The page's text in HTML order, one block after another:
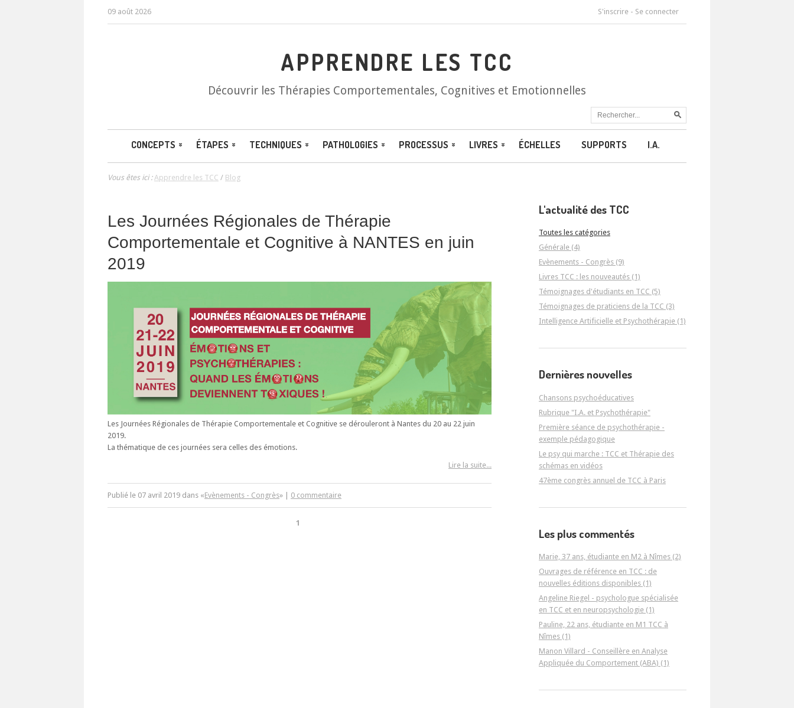
09 août 2026 S'inscrire - Se connecter
APPRENDRE LES TCC
Découvrir les Thérapies Comportementales, Cognitives et Emotionnelles
CONCEPTS ÉTAPES TECHNIQUES PATHOLOGIES PROCESSUS LIVRES ÉCHELLES SUPPORTS I.A.
Vous êtes ici :Apprendre les TCC / Blog
Les Journées Régionales de Thérapie
Comportementale et Cognitive à NANTES en juin
2019
Les Journées Régionales de Thérapie Comportementale et Cognitive se dérouleront à Nantes du 20 au 22 juin
2019.
La thématique de ces journées sera celles des émotions.
Lire la suite...
Publié le 07 avril 2019 dans «Evènements - Congrès» | 0 commentaire
1
L'actualité des TCC
Toutes les catégories
Générale (4)
Evènements - Congrès (9)
Livres TCC : les nouveautés (1)
Témoignages d'étudiants en TCC (5)
Témoignages de praticiens de la TCC (3)
Intelligence Artificielle et Psychothérapie (1)
Dernières nouvelles
Chansons psychoéducatives
Rubrique "I.A. et Psychothérapie"
Première séance de psychothérapie -
exemple pédagogique
Le psy qui marche : TCC et Thérapie des
schémas en vidéos
47ème congrès annuel de TCC à Paris
Les plus commentés
Marie, 37 ans, étudiante en M2 à Nîmes (2)
Ouvrages de référence en TCC : de
nouvelles éditions disponibles (1)
Angeline Riegel - psychologue spécialisée
en TCC et en neuropsychologie (1)
Pauline, 22 ans, étudiante en M1 TCC à
Nîmes (1)
Manon Villard - Conseillère en Analyse
Appliquée du Comportement (ABA) (1)